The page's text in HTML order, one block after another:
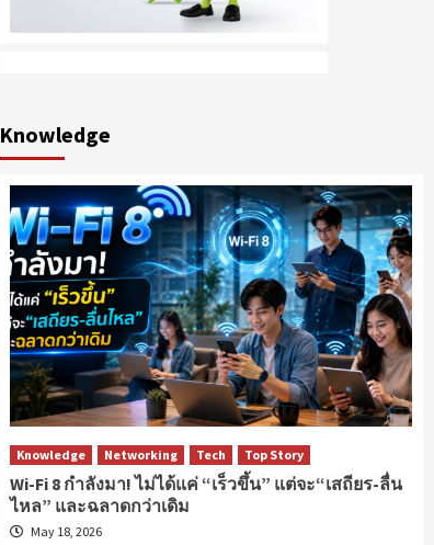
Knowledge
Knowledge Networking Tech Top Story
Wi-Fi 8 กำลังมา! ไม่ได้แค่ “เร็วขึ้น” แต่จะ“เสถียร-ลื่น
ไหล” และฉลาดกว่าเดิม
May 18, 2026